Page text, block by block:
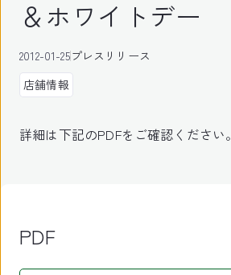
＆ホワイトデー
2012-01-25プレスリリース
店舗情報
詳細は下記のPDFをご確認ください。
PDF